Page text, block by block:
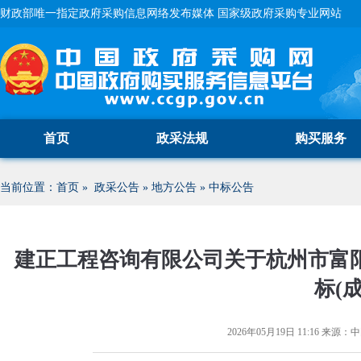
财政部唯一指定政府采购信息网络发布媒体 国家级政府采购专业网站
首页 政采法规 购买服务
当前位置： 首页 » 政采公告 » 地方公告 » 中标公告
建正工程咨询有限公司关于杭州市富
标(
2026年05月19日 11:16 来源：